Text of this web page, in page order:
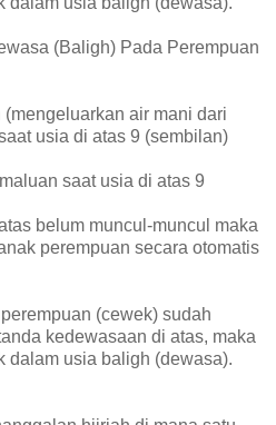
(Baligh) Pada Perempuan
air mani dari
usia di atas 9 (sembilan)
saat usia di atas 9
belum muncul-muncul maka
perempuan secara otomatis
(cewek) sudah
kedewasaan di atas, maka
dalam usia baligh (dewasa).